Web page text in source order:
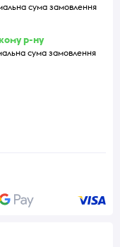
сума замовлення
р-ну
сума замовлення